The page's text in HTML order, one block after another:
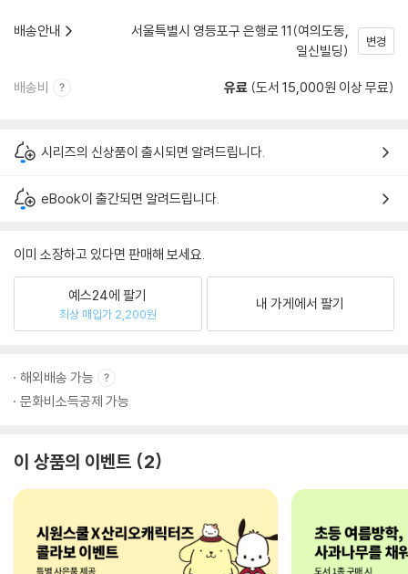
배송안내
서울특별시 영등포구 은행로 11(여의도동,
일신빌딩)
변경
배송비 유료 (도서 15,000원 이상 무료)
시리즈의 신상품이 출시되면 알려드립니다.
eBook이 출간되면 알려드립니다.
이미 소장하고 있다면 판매해 보세요.
예스24에 팔기
최상 매입가 2,200원
내 가게에서 팔기
해외배송 가능
문화비소득공제 가능
이 상품의 이벤트 2